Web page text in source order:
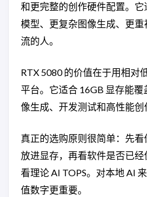
和更完整的创作硬件配置。
模型、更复杂图像生成、更重
流的人。
RTX 5080 的价值在于用相对
平台。它适合 16GB 显存能
像生成、开发测试和高性能创
真正的选购原则很简单：先
放进显存，再看软件是否已
看理论 AI TOPS。对本地 AI
值数字更重要。